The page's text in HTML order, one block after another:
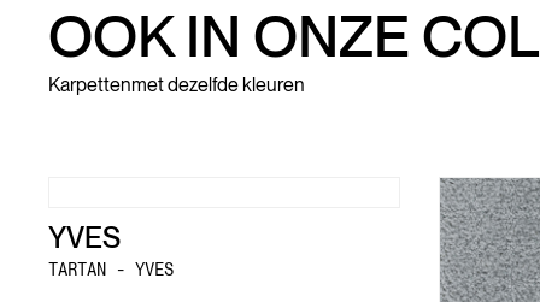
OOK IN ONZE
Karpettenmet dezelfde kleuren
YVES
TARTAN - YVES